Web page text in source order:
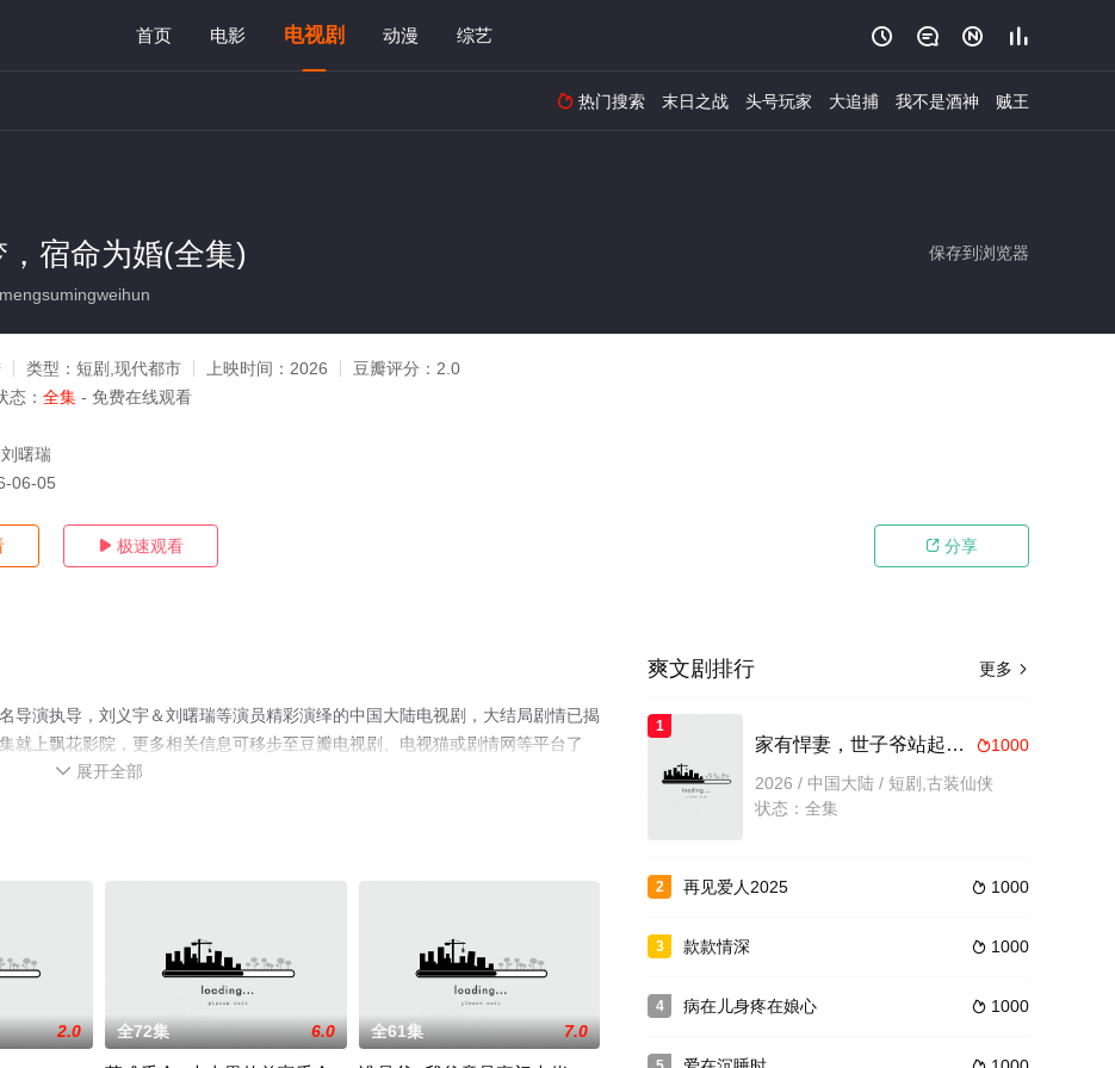
首页 电影 电视剧 动漫 综艺    
 热门搜索 末日之战 头号玩家 大追捕 我不是酒神 贼王
保存到浏览器
宿命为婚(全集)
类型： 短剧,现代都市 上映时间： 2026 豆瓣评分： 2.0
态： 全集 - 免费在线观看
曙瑞
06-05
 极速观看  分享
导演执导，刘义宇＆刘曙瑞等演员精彩演绎的中国大陆电视剧，大结局剧情已揭
就上飘花影院，更多相关信息可移步至豆瓣电视剧、电视猫或剧情网等平台了
 展开全部
2.0 全72集 6.0 全61集 7.0
更多 
爽文剧排行
1
1000
家有悍妻，世子爷站起来了
2026 / 中国大陆 / 短剧,古装仙侠
状态：全集
2  1000
再见爱人2025
3  1000
款款情深
4  1000
病在儿身疼在娘心